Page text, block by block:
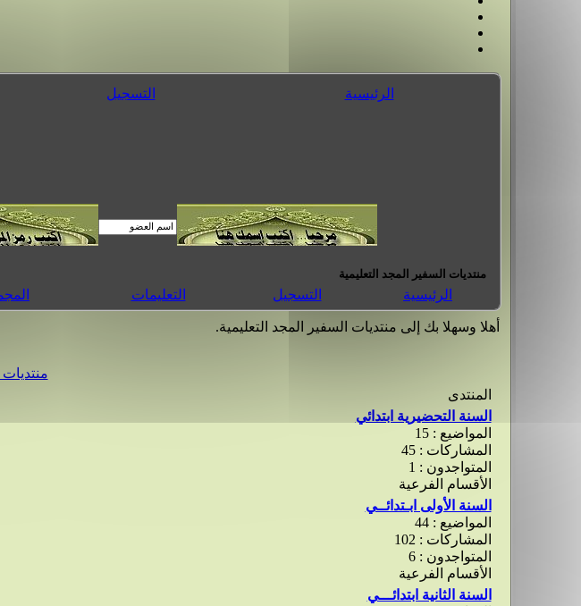
الرئيسية التسجيل
منتديات السفير المجد التعليمية
الرئيسية التسجيل التعليمات
أهلا وسهلا بك إلى منتديات السفير المجد التعليمية.
منتديات
المنتدى
السنة التحضيرية ابتدائي
المواضيع : 15
المشاركات : 45
المتواجدون : 1
الأقسام الفرعية
السنة الأولى ابـتدائــي
المواضيع : 44
المشاركات : 102
المتواجدون : 6
الأقسام الفرعية
السنة الثانية ابتدائـــي